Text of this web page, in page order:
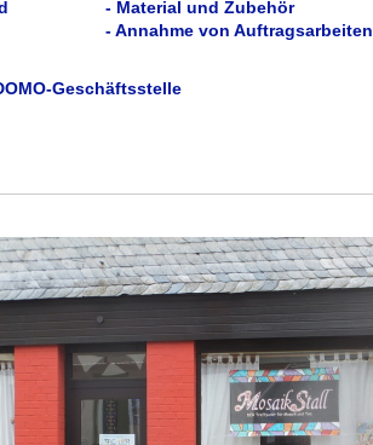
und - Material und Zubehör
- Annahme von Auftragsarbeiten
Geschäftsstelle